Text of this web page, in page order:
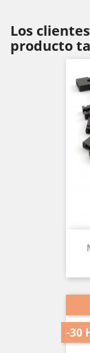
Los
producto
-30